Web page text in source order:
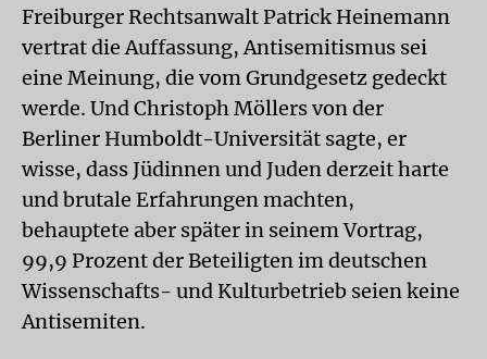
Freiburger Rechtsanwalt Patrick Heinemann
vertrat die Auffassung, Antisemitismus sei
eine Meinung, die vom Grundgesetz gedeckt
werde. Und Christoph Möllers von der
Berliner Humboldt-Universität sagte, er
wisse, dass Jüdinnen und Juden derzeit harte
und brutale Erfahrungen machten,
behauptete aber später in seinem Vortrag,
99,9 Prozent der Beteiligten im deutschen
Wissenschafts- und Kulturbetrieb seien keine
Antisemiten.